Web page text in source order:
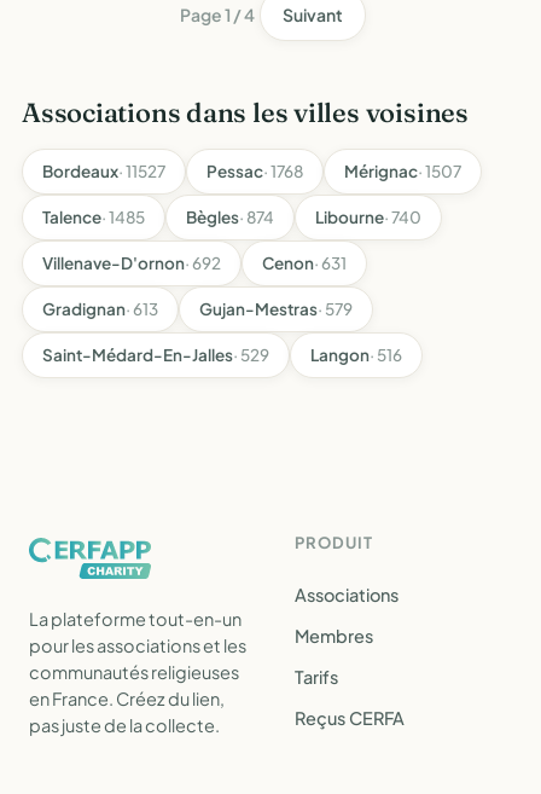
Page 1 / 4 Suivant
Associations dans les villes voisines
Bordeaux· 11527 Pessac· 1768 Mérignac· 1507
Talence· 1485 Bègles· 874 Libourne· 740
Villenave-D'ornon· 692 Cenon· 631
Gradignan· 613 Gujan-Mestras· 579
Saint-Médard-En-Jalles· 529 Langon· 516
La plateforme tout-en-un
pour les associations et les
communautés religieuses
en France. Créez du lien,
pas juste de la collecte.
PRODUIT
Associations
Membres
Tarifs
Reçus CERFA